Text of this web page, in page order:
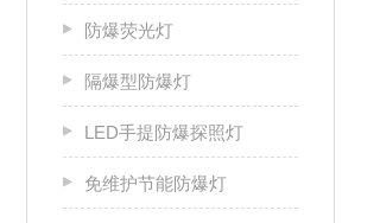
防爆荧光灯
隔爆型防爆灯
LED手提防爆探照灯
免维护节能防爆灯